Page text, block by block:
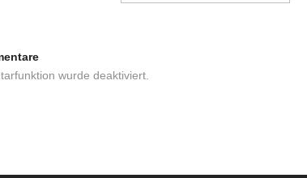
wurde deaktiviert.